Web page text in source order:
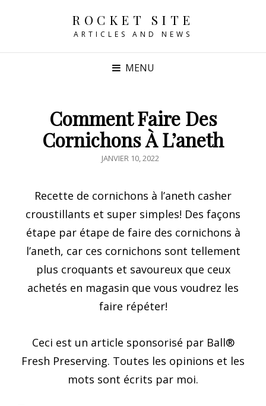
ROCKET SITE
ARTICLES AND NEWS
MENU
Comment Faire Des
Cornichons À L’aneth
POSTED
JANVIER 10, 2022
Recette de cornichons à l’aneth casher
croustillants et super simples! Des façons
étape par étape de faire des cornichons à
l’aneth, car ces cornichons sont tellement
plus croquants et savoureux que ceux
achetés en magasin que vous voudrez les
faire répéter!
Ceci est un article sponsorisé par Ball®
Fresh Preserving. Toutes les opinions et les
mots sont écrits par moi.